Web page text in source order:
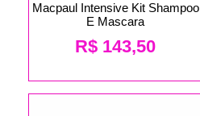
Macpaul Intensive Kit Shampoo
E Mascara
R$ 143,50